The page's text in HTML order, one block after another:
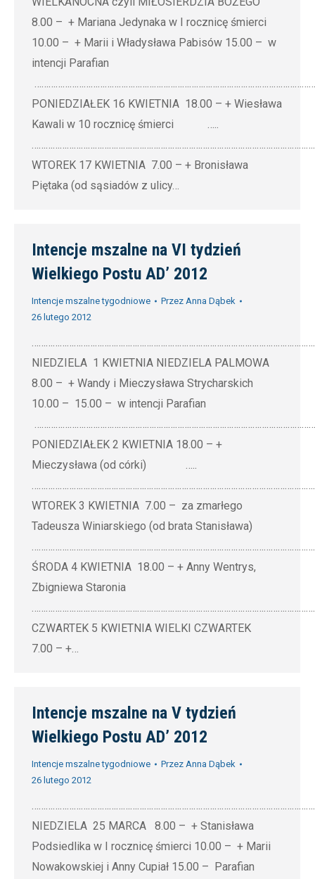
8.00 – + Mariana Jedynaka w I rocznicę śmierci
10.00 – + Marii i Władysława Pabisów 15.00 – w
intencji Parafian
PONIEDZIAŁEK 16 KWIETNIA 18.00 – + Wiesława
Kawali w 10 rocznicę śmierci …..
WTOREK 17 KWIETNIA 7.00 – + Bronisława
Piętaka (od sąsiadów z ulicy…
Intencje mszalne na VI tydzień
Wielkiego Postu AD’ 2012
Intencje mszalne tygodniowe Przez Anna Dąbek
26 lutego 2012
NIEDZIELA 1 KWIETNIA NIEDZIELA PALMOWA
8.00 – + Wandy i Mieczysława Strycharskich
10.00 – 15.00 – w intencji Parafian
PONIEDZIAŁEK 2 KWIETNIA 18.00 – +
Mieczysława (od córki) …..
WTOREK 3 KWIETNIA 7.00 – za zmarłego
Tadeusza Winiarskiego (od brata Stanisława)
ŚRODA 4 KWIETNIA 18.00 – + Anny Wentrys,
Zbigniewa Staronia
CZWARTEK 5 KWIETNIA WIELKI CZWARTEK
7.00 – +…
Intencje mszalne na V tydzień
Wielkiego Postu AD’ 2012
Intencje mszalne tygodniowe Przez Anna Dąbek
26 lutego 2012
NIEDZIELA 25 MARCA 8.00 – + Stanisława
Podsiedlika w I rocznicę śmierci 10.00 – + Marii
Nowakowskiej i Anny Cupiał 15.00 – Parafian